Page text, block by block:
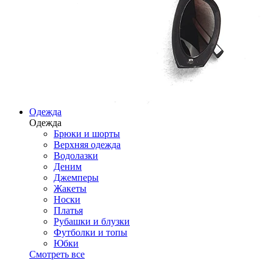
Одежда
Одежда
Брюки и шорты
Верхняя одежда
Водолазки
Деним
Джемперы
Жакеты
Носки
Платья
Рубашки и блузки
Футболки и топы
Юбки
Смотреть все